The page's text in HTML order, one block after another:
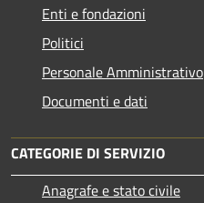
Enti e fondazioni
Politici
Personale Amministrativo
Documenti e dati
CATEGORIE DI SERVIZIO
Anagrafe e stato civile